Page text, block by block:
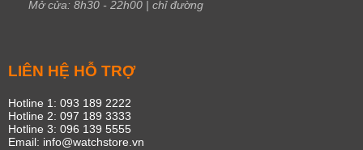
Mở cửa: 8h30 - 22h00 | chỉ đường
LIÊN HỆ HỖ TRỢ
Hotline 1: 093 189 2222
Hotline 2: 097 189 3333
Hotline 3: 096 139 5555
Email: info@watchstore.vn